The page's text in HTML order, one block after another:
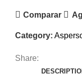
Comparar
Category:
Share: